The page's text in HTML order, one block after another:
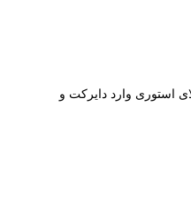
استوری وارد دایرکت و